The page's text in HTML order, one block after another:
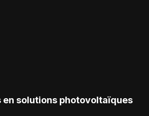
en solutions photovoltaïques